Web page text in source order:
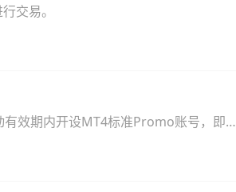
交易。
效期内开设MT4标准Promo账号，即可